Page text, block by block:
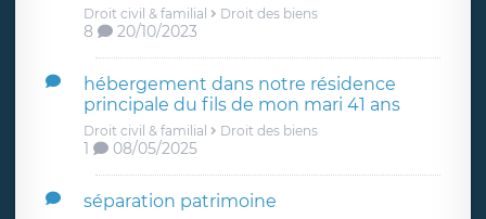
Droit civil & familial Droit des biens
8 20/10/2023
hébergement dans notre résidence
principale du fils de mon mari 41 ans
Droit civil & familial Droit des biens
1 08/05/2025
séparation patrimoine